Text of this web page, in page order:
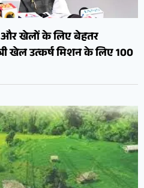
खेलों के लिए बेहतर
खेल उत्कर्ष मिशन के लिए 100